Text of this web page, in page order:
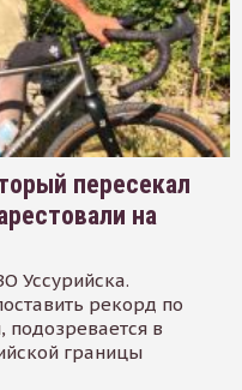
пересекал
на
Уссурийска.
рекорд по
подозревается в
границы